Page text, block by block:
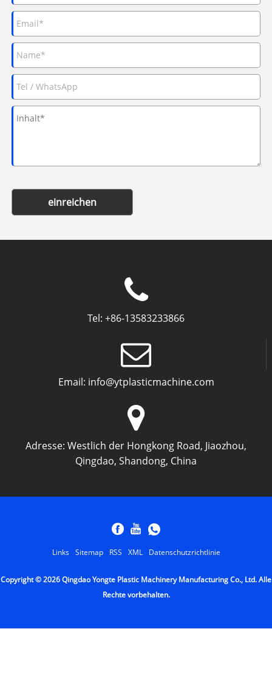
einreichen
Tel: +86-13583233866
Email: info@ytplasticmachine.com
Adresse: Westlich der Hongkong Road, Jiaozhou,
Qingdao, Shandong, China
Links Sitemap RSS XML Datenschutzrichtlinie
Copyright © 2026 Qingdao Yongte Plastic Machinery Manufacturing Co., Ltd. Alle
Rechte vorbehalten.